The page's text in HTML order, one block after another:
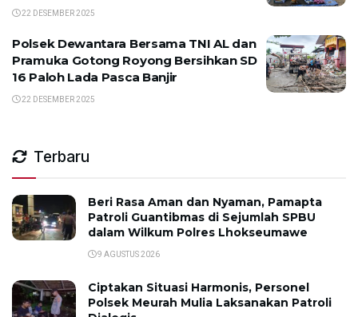
22 DESEMBER 2025
Polsek Dewantara Bersama TNI AL dan
Pramuka Gotong Royong Bersihkan SD
16 Paloh Lada Pasca Banjir
22 DESEMBER 2025
Terbaru
Beri Rasa Aman dan Nyaman, Pamapta
Patroli Guantibmas di Sejumlah SPBU
dalam Wilkum Polres Lhokseumawe
9 AGUSTUS 2026
Ciptakan Situasi Harmonis, Personel
Polsek Meurah Mulia Laksanakan Patroli